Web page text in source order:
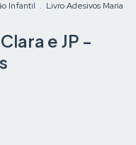
Infantil . Livro Adesivos Maria
e JP -